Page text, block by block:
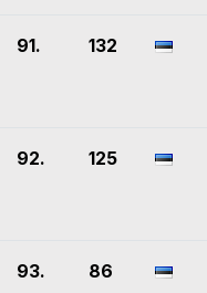
91. 132
92. 125
93. 86